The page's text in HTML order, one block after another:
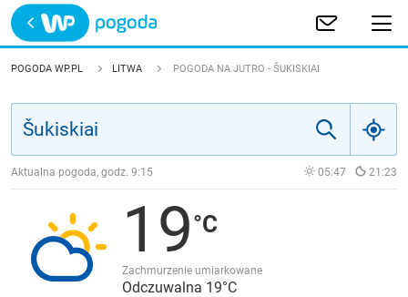
Trwa ładowanie
POLSKA
POGODA WP.PL LITWA POGODA NA JUTRO - ŠUKISKIAI
Aktualna pogoda, godz. 9:15 05:47 21:23
19
Zachmurzenie umiarkowane
Odczuwalna 19°C